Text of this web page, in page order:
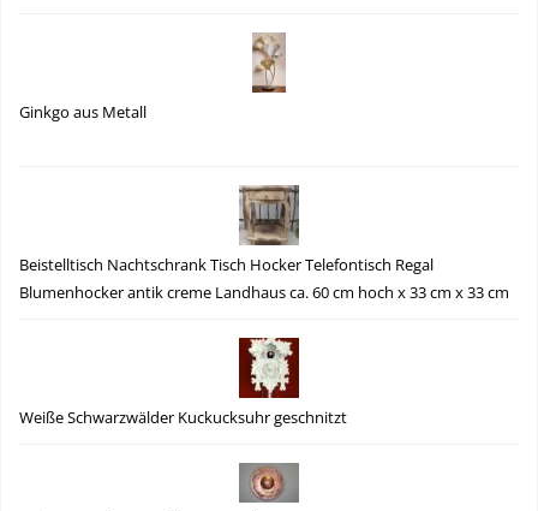
Ginkgo aus Metall
Beistelltisch Nachtschrank Tisch Hocker Telefontisch Regal
Blumenhocker antik creme Landhaus ca. 60 cm hoch x 33 cm x 33 cm
Weiße Schwarzwälder Kuckucksuhr geschnitzt